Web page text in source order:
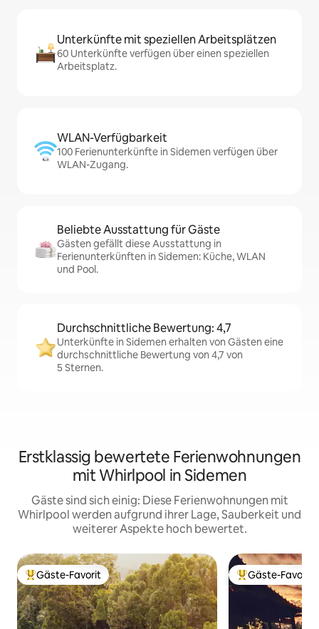
Unterkünfte mit speziellen Arbeitsplätzen
60 Unterkünfte verfügen über einen speziellen
Arbeitsplatz.
WLAN-Verfügbarkeit
100 Ferienunterkünfte in Sidemen verfügen über
WLAN-Zugang.
Beliebte Ausstattung für Gäste
Gästen gefällt diese Ausstattung in
Ferienunterkünften in Sidemen: Küche, WLAN
und Pool.
Durchschnittliche Bewertung: 4,7
Unterkünfte in Sidemen erhalten von Gästen eine
durchschnittliche Bewertung von 4,7 von
5 Sternen.
Erstklassig bewertete Ferienwohnungen
mit Whirlpool in Sidemen
Gäste sind sich einig: Diese Ferienwohnungen mit
Whirlpool werden aufgrund ihrer Lage, Sauberkeit und
weiterer Aspekte hoch bewertet.
Beliebter Gäste-Favorit.
Gäste-Favorit Beliebter Gäste-
Gäste-Favorit